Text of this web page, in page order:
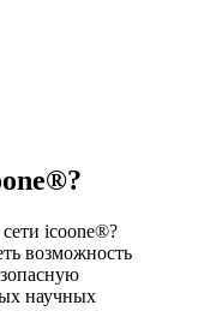
icoone®?
возможность
научных